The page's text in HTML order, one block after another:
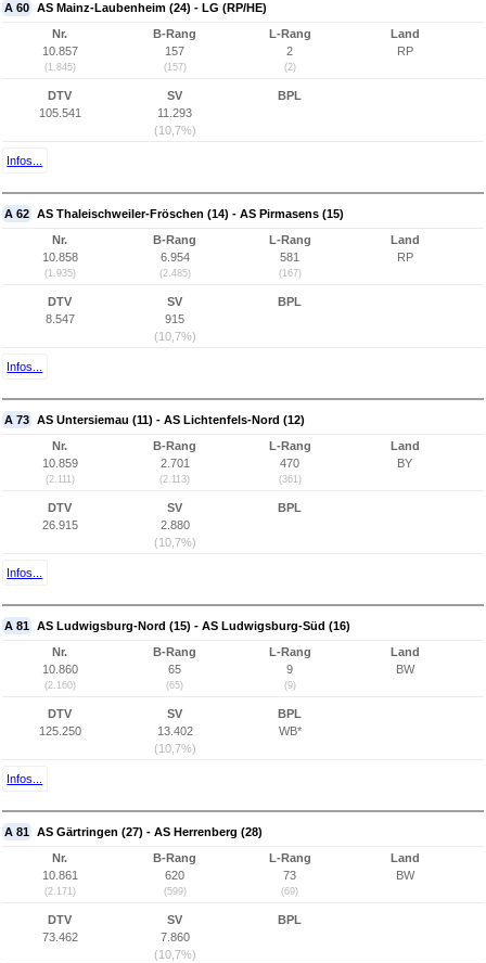
A 60 AS Mainz-Laubenheim (24) - LG (RP/HE)
Nr.
10.857
(1.845)
B-Rang
157
(157)
L-Rang
2
(2)
Land
RP
DTV
105.541
SV
11.293
(10,7%)
BPL
Infos...
A 62 AS Thaleischweiler-Fröschen (14) - AS Pirmasens (15)
Nr.
10.858
(1.935)
B-Rang
6.954
(2.485)
L-Rang
581
(167)
Land
RP
DTV
8.547
SV
915
(10,7%)
BPL
Infos...
A 73 AS Untersiemau (11) - AS Lichtenfels-Nord (12)
Nr.
10.859
(2.111)
B-Rang
2.701
(2.113)
L-Rang
470
(361)
Land
BY
DTV
26.915
SV
2.880
(10,7%)
BPL
Infos...
A 81 AS Ludwigsburg-Nord (15) - AS Ludwigsburg-Süd (16)
Nr.
10.860
(2.160)
B-Rang
65
(65)
L-Rang
9
(9)
Land
BW
DTV
125.250
SV
13.402
(10,7%)
BPL
WB*
Infos...
A 81 AS Gärtringen (27) - AS Herrenberg (28)
Nr.
10.861
(2.171)
B-Rang
620
(599)
L-Rang
73
(69)
Land
BW
DTV
73.462
SV
7.860
(10,7%)
BPL